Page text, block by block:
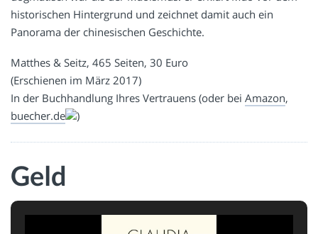
historischen Hintergrund und zeichnet damit auch ein
Panorama der chinesischen Geschichte.
Matthes & Seitz, 465 Seiten, 30 Euro
(Erschienen im März 2017)
In der Buchhandlung Ihres Vertrauens (oder bei Amazon,
buecher.de
)
Geld